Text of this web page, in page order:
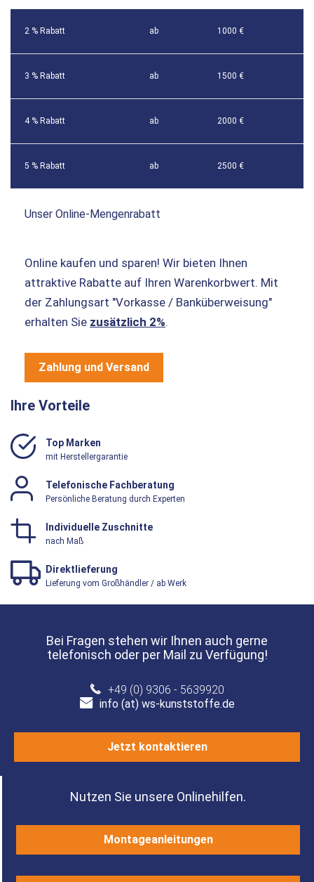
2 % Rabatt ab 1000 €
3 % Rabatt ab 1500 €
4 % Rabatt ab 2000 €
5 % Rabatt ab 2500 €
Unser Online-Mengenrabatt
Online kaufen und sparen! Wir bieten Ihnen
attraktive Rabatte auf Ihren Warenkorbwert. Mit
der Zahlungsart "Vorkasse / Banküberweisung"
erhalten Sie zusätzlich 2%.
Zahlung und Versand
Ihre Vorteile
Top Marken
mit Herstellergarantie
Telefonische Fachberatung
Persönliche Beratung durch Experten
Individuelle Zuschnitte
nach Maß
Direktlieferung
Lieferung vom Großhändler / ab Werk
Bei Fragen stehen wir Ihnen auch gerne
telefonisch oder per Mail zu Verfügung!
+49 (0) 9306 - 5639920
info (at) ws-kunststoffe.de
Jetzt kontaktieren
Nutzen Sie unsere Onlinehilfen.
Montageanleitungen